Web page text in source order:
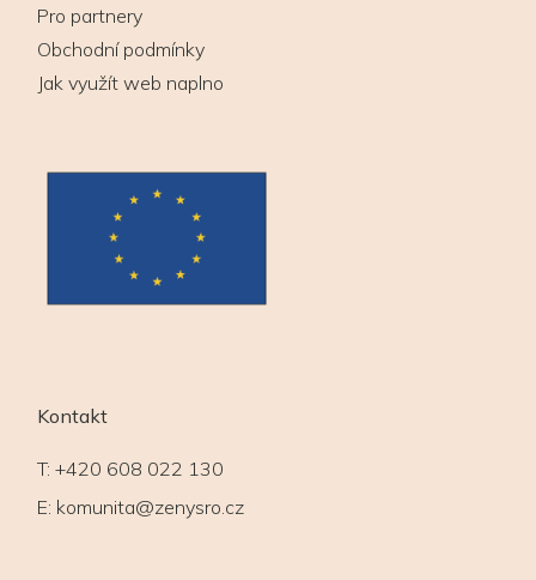
Pro partnery
Obchodní podmínky
Jak využít web naplno
Kontakt
T: +420 608 022 130
E: komunita@zenysro.cz